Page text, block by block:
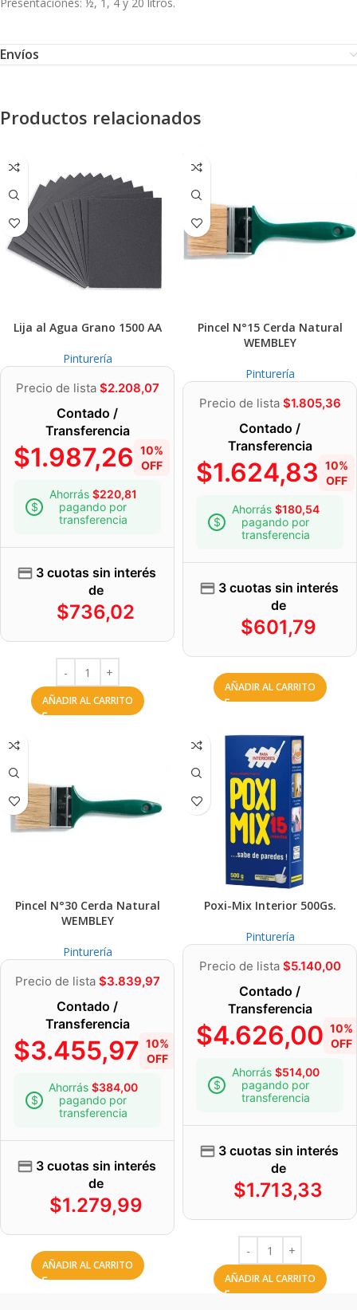
Envíos
Productos relacionados
Lija al Agua Grano 1500 AA
Pinturería
Precio de lista $2.208,07
Contado /
Transferencia
$1.987,26 10%
OFF
Ahorrás $220,81
pagando por
transferencia
3 cuotas sin interés
de
$736,02
AÑADIR AL CARRITO
Pincel N°15 Cerda Natural
WEMBLEY
Pinturería
Precio de lista $1.805,36
Contado /
Transferencia
$1.624,83 10%
OFF
Ahorrás $180,54
pagando por
transferencia
3 cuotas sin interés
de
$601,79
AÑADIR AL CARRITO
Pincel N°30 Cerda Natural
WEMBLEY
Pinturería
Precio de lista $3.839,97
Contado /
Transferencia
$3.455,97 10%
OFF
Ahorrás $384,00
pagando por
transferencia
3 cuotas sin interés
de
$1.279,99
AÑADIR AL CARRITO
Poxi-Mix Interior 500Gs.
Pinturería
Precio de lista $5.140,00
Contado /
Transferencia
$4.626,00 10%
OFF
Ahorrás $514,00
pagando por
transferencia
3 cuotas sin interés
de
$1.713,33
AÑADIR AL CARRITO